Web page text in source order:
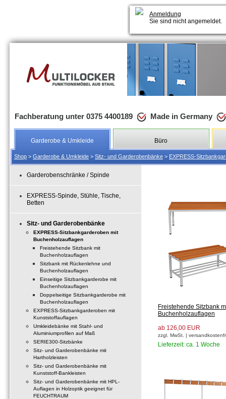
Anmeldung
Sie sind nicht angemeldet.
Fachberatung unter 0375 4400189 Made in Germany
Garderobe & Umkleide Büro
Shop > Garderobe & Umkleide > Sitz- und Garderobenbänke > EXPRESS-
Garderobenschränke / Spinde
EXPRESS-Spinde, Stühle, Tische,
Betten
Sitz- und Garderobenbänke
EXPRESS-Sitzbankgarderoben mit
Buchenholzauflagen
Freistehende Sitzbank mit
Buchenholzauflagen
Sitzbank mit Rückenlehne und
Buchenholzauflagen
Einseitige Sitzbankgarderobe mit
Buchenholzauflagen
Doppelseitige Sitzbankgarderobe mit
Buchenholzauflagen
EXPRESS-Sitzbankgarderoben mit
Kunststoffauflagen
Umkleidebänke mit Stahl- und
Aluminiumprofilen auf Maß
SERIE300-Sitzbänke
Sitz- und Garderobenbänke mit
Hartholzleisten
Sitz- und Garderobenbänke mit
Kunststoff-Bankleisten
Sitz- und Garderobenbänke mit HPL-
Auflagen in Holzoptik geeignet für
FEUCHTRAUM
Freistehende Sitzbank
Buchenholzauflagen
ab 126,00 EUR
zzgl. MwSt. |
Lieferzeit: ca. 1 Woche